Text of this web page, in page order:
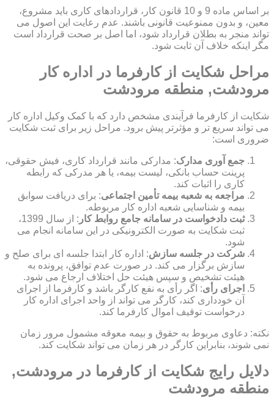
بر اساس ماده 9 و 10 قانون کار، قراردادهای کاری باید مشروع،
معین، و بدون ممنوعیت قانونی باشند. عدم رعایت این اصول می
تواند منجر به بطلان قرارداد شود، اما اصل بر صحت قرارداد است
مگر اینکه خلاف آن ثابت شود.
مراحل شکایت از کارفرما در اداره کار
مرودشت, منطقه مرودشت
شکایت از کارفرما فرآیندی مشخص دارد که با کمک وکیل اداره کار
می تواند سریع تر و مؤثرتر پیش برود. مراحل زیر برای ثبت شکایت
ضروری است:
جمع آوری مدارک: مدارکی مانند قرارداد کاری، فیش حقوقی،
پرینت حساب بانکی، لیست بیمه، یا هر مدرکی که رابطه
کاری را اثبات کند.
مراجعه به شعبه بیمه تأمین اجتماعی: برای دریافت سوابق
بیمه و شناسایی شعبه اداره کار مربوطه.
ثبت دادخواست در سامانه جامع روابط کار
: از سال 1399،
ثبت شکایت به صورت الکترونیکی در این سامانه انجام می
شود.
شرکت در جلسه سازش: اداره کار ابتدا جلسه ای برای صلح و
سازش برگزار می کند. در صورت عدم توافق، پرونده به
هیئت تشخیص و سپس هیئت حل اختلاف ارجاع می شود.
اجرای رأی: اگر رأی به نفع کارگر باشد و کارفرما از اجرای
آن خودداری کند، کارگر می تواند از واحد اجرای اداره کار
درخواست توقیف اموال کارفرما کند.
نکته: دعاوی مربوط به حقوق و بیمه معوقه مشمول مرور زمان
نمی شوند، بنابراین کارگر در هر زمان می تواند شکایت کند.
دلایل رایج شکایت از کارفرما در مرودشت,
منطقه مرودشت